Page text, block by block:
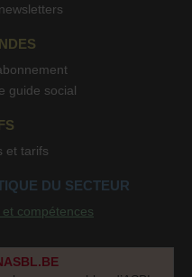
guide social
et tarifs
DU SECTEUR
compétences